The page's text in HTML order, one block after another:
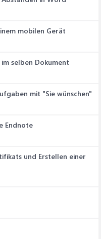
mobilen Gerät
selben Dokument
mit "Sie wünschen"
Endnote
und Erstellen einer